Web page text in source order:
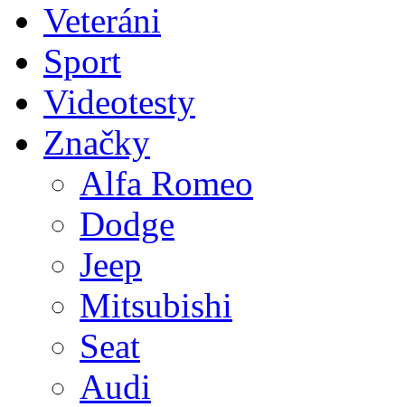
Veteráni
Sport
Videotesty
Značky
Alfa Romeo
Dodge
Jeep
Mitsubishi
Seat
Audi